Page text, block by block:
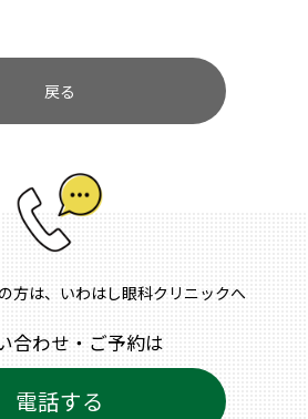
戻る
方は、いわはし眼科クリニックへ
合わせ・ご予約は
電話する